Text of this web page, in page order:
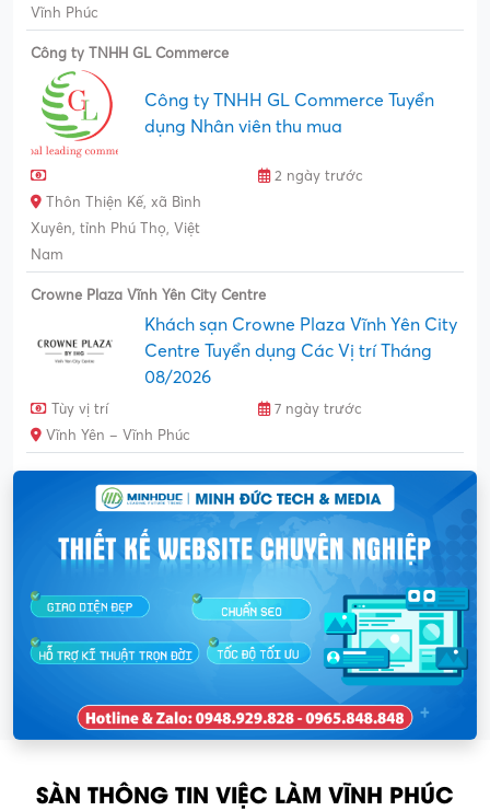
Vĩnh Phúc
Công ty TNHH GL Commerce
Công ty TNHH GL Commerce Tuyển
dụng Nhân viên thu mua
2 ngày trước
Thôn Thiện Kế, xã Bình
Xuyên, tỉnh Phú Thọ, Việt
Nam
Crowne Plaza Vĩnh Yên City Centre
Khách sạn Crowne Plaza Vĩnh Yên City
Centre Tuyển dụng Các Vị trí Tháng
08/2026
Tùy vị trí
7 ngày trước
Vĩnh Yên – Vĩnh Phúc
SÀN THÔNG TIN VIỆC LÀM VĨNH PHÚC